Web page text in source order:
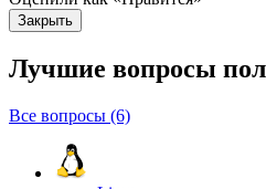
Закрыть
Лучшие вопросы
Все вопросы (6)